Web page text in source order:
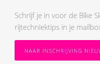
Schrijf je in voor de Bike
rijtechniektips in je
NAAR INSCHRIJVING